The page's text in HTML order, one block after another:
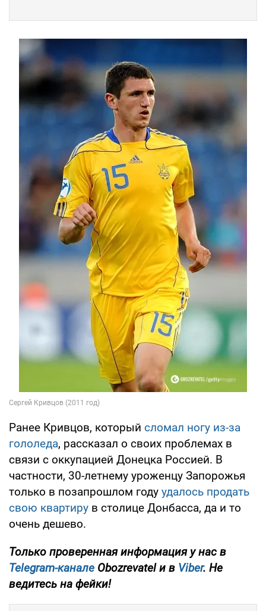
Ранее Кривцов, который сломал ногу из-за
гололеда, рассказал о своих проблемах в
связи с оккупацией Донецка Россией. В
частности, 30-летнему уроженцу Запорожья
только в позапрошлом году удалось продать
свою квартиру в столице Донбасса, да и то
очень дешево.
Только проверенная информация у нас в
Telegram-канале Obozrevatel и в Viber. Не
ведитесь на фейки!